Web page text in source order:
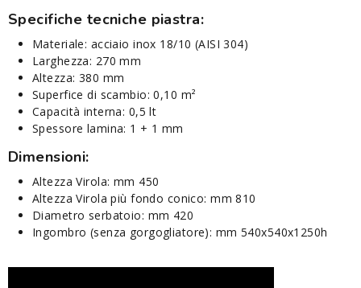
Specifiche tecniche piastra:
Materiale: acciaio inox 18/10 (AISI 304)
Larghezza: 270 mm
Altezza: 380 mm
Superfice di scambio: 0,10 m²
Capacità interna: 0,5 lt
Spessore lamina: 1 + 1 mm
Dimensioni:
Altezza Virola: mm 450
Altezza Virola più fondo conico: mm 810
Diametro serbatoio: mm 420
Ingombro (senza gorgogliatore): mm 540x540x1250h